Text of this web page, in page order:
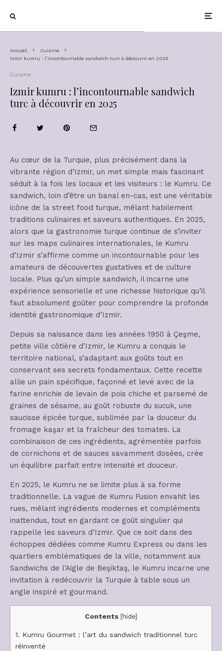
Accueil
Cuisine
Izmir kumru : l’incontournable sandwich turc à découvrir en 2025
Cuisine
Izmir kumru : l’incontournable sandwich
turc à découvrir en 2025
Au cœur de la Turquie, plus précisément dans la
vibrante région d’Izmir, un met simple mais fascinant
séduit à la fois les locaux et les visiteurs : le Kumru. Ce
sandwich, loin d’être un banal en-cas, est une véritable
icône de la street food turque, mêlant habilement
traditions culinaires et saveurs authentiques. En 2025,
alors que la gastronomie turque continue de s’inviter
sur les maps culinaires internationales, le Kumru
d’Izmir s’affirme comme un incontournable pour les
amateurs de découvertes gustatives et de culture
locale. Plus qu’un simple sandwich, il incarne une
expérience sensorielle et une richesse historique qu’il
faut absolument goûter pour comprendre la profonde
identité gastronomique d’Izmir.
Depuis sa naissance dans les années 1950 à Çeşme,
petite ville côtière d’Izmir, le Kumru a conquis le
territoire national, s’adaptant aux goûts tout en
conservant ses secrets fondamentaux. Cette recette
allie un pain spécifique, façonné et levé avec de la
farine enrichie de levain de pois chiche et parsemé de
graines de sésame, au goût robuste du sucuk, une
saucisse épicée turque, sublimée par la douceur du
fromage kaşar et la fraîcheur des tomates. La
combinaison de ces ingrédients, agrémentée parfois
de cornichons et de sauces savamment dosées, crée
un équilibre parfait entre intensité et douceur.
En 2025, le Kumru ne se limite plus à sa forme
traditionnelle. La vague de Kumru Fusion envahit les
rues, mêlant ingrédients modernes et compléments
inattendus, tout en gardant ce goût singulier qui
rappelle les saveurs d’Izmir. Que ce soit dans des
échoppes dédiées comme Kumru Express ou dans les
quartiers emblématiques de la ville, notamment aux
Sandwichs de l’Aigle de Beşiktaş, le Kumru incarne une
invitation à redécouvrir la Turquie à table sous un
angle inspiré et gourmand.
Contents [hide]
1. Kumru Gourmet : l’art du sandwich traditionnel turc
réinventé